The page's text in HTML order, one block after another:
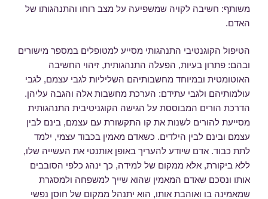
משותף: חשיבה לקויה שמשפיעה על מצב רוחו והתנהגותו של
האדם.
הטיפול הקוגנטיבי התנהגותי מסייע למטופלים במספר מישורים
ובהם: פתרון בעיות, הפעלה התנהגותית, זיהוי החשיבה
האוטומטית ובמיוחד מחשבותיהם השליליות לגבי עצמם, לגבי
עולמותיהם ולגבי עתידם: הערכת מחשבות אלה והגבה עליהן.
הדרכת הורים המבוססת על הגישה הקוגניטיבית התנהגותית
מסייעת להורים לשנות את קו התקשורת עם עצמם, בינם לבין
עצמם ובינם לבין הילדים. כשאדם מאמין בכבוד עצמי, ילמד
לתת כבוד. אדם שיודע להעריך באופן אותנטי את העשייה שלו,
ללא ביקורת, אלא ממקום של למידה, כך ינהג כלפי הסובבים
אותו ונסכם שאדם המאמין שהוא שייך למשפחה ולמסגרת
שמאמינה בו ואוהבת אותו, הוא יתנהל ממקום של חוסן נפשי